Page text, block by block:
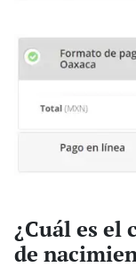
¿Cuál es el
de